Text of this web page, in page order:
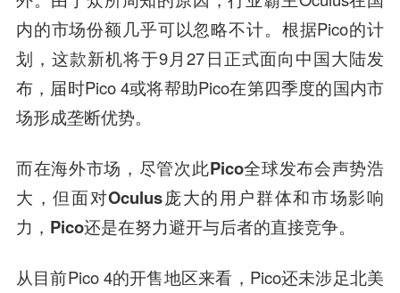
内的市场份额几乎可以忽略不计。根据Pico的计
划，这款新机将于9月27日正式面向中国大陆发
布，届时Pico 4或将帮助Pico在第四季度的国内市
场形成垄断优势。
而在海外市场， 尽管次此Pico全球发布会声势浩
大，但面对Oculus庞大的用户群体和市场影响
力，Pico还是在努力避开与后者的直接竞争。
从目前Pico 4的开售地区来看，Pico还未涉足北美